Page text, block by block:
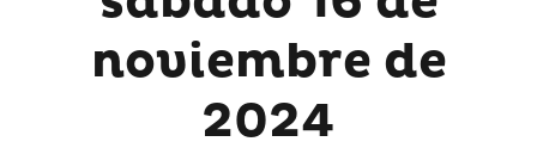
noviembre de
2024